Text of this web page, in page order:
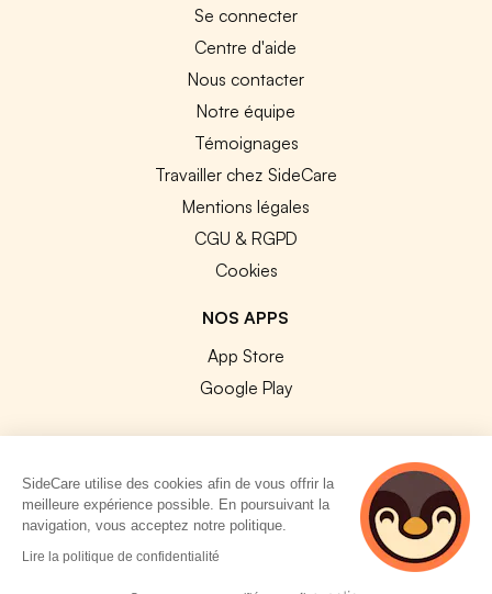
Se connecter
Centre d'aide
Nous contacter
Notre équipe
Témoignages
Travailler chez SideCare
Mentions légales
CGU & RGPD
Cookies
NOS APPS
App Store
Google Play
© 2026 SideCare. Tous droits réservés.
SideCare utilise des cookies afin de vous offrir la
meilleure expérience possible. En poursuivant la
navigation, vous acceptez notre politique.
Lire la politique de confidentialité
5 personnes
consultent